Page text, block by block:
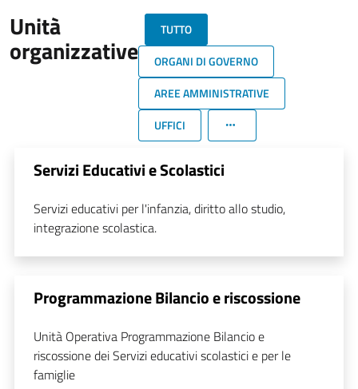
Unità
organizzative
TUTTO
ORGANI DI GOVERNO
AREE AMMINISTRATIVE
UFFICI
Servizi Educativi e Scolastici
Servizi educativi per l'infanzia, diritto allo studio,
integrazione scolastica.
Programmazione Bilancio e riscossione
Unità Operativa Programmazione Bilancio e
riscossione dei Servizi educativi scolastici e per le
famiglie